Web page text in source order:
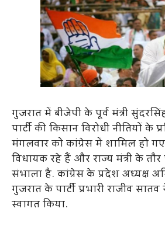
गुजरात में बीजेपी के पूर्व मंत्री
पार्टी की किसान विरोधी नीतियों के
मंगलवार को कांग्रेस में शामिल हो
विधायक रहे हैं और राज्य मंत्री के तौर
संभाला है. कांग्रेस के प्रदेश अध्यक्ष
गुजरात के पार्टी प्रभारी राजीव
स्वागत किया.